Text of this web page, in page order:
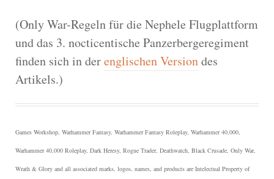
(Only War-Regeln für die Nephele Flugplattform
und das 3. nocticentische Panzerbergeregiment
finden sich in derenglischen Versiondes
Artikels.)
Games Workshop, Warhammer Fantasy, Warhammer Fantasy Roleplay, Warhammer 40,000,
Warhammer 40,000 Roleplay, Dark Heresy, Rogue Trader, Deathwatch, Black Crusade, Only War,
Wrath & Glory and all associated marks, logos, names, and products are Intelectual Property of